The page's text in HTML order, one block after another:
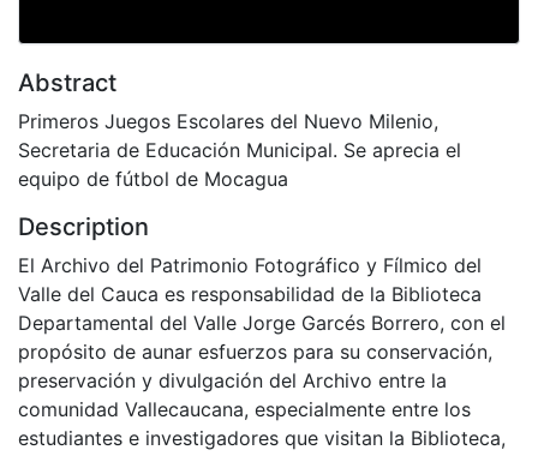
Abstract
Primeros Juegos Escolares del Nuevo Milenio,
Secretaria de Educación Municipal. Se aprecia el
equipo de fútbol de Mocagua
Description
El Archivo del Patrimonio Fotográfico y Fílmico del
Valle del Cauca es responsabilidad de la Biblioteca
Departamental del Valle Jorge Garcés Borrero, con el
propósito de aunar esfuerzos para su conservación,
preservación y divulgación del Archivo entre la
comunidad Vallecaucana, especialmente entre los
estudiantes e investigadores que visitan la Biblioteca,